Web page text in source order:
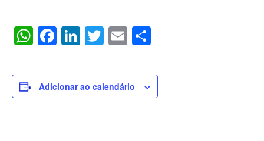
WhatsApp
Facebook
LinkedIn
Twitter
Email
Adicionar ao calendário